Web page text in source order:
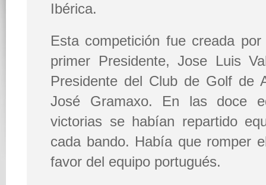
Ibérica.
Esta competición fue creada por
primer Presidente, Jose Luis
Presidente del Club de Golf de
José Gramaxo. En las doce
victorias se habían repartido
cada bando. Había que romper
favor del equipo portugués.